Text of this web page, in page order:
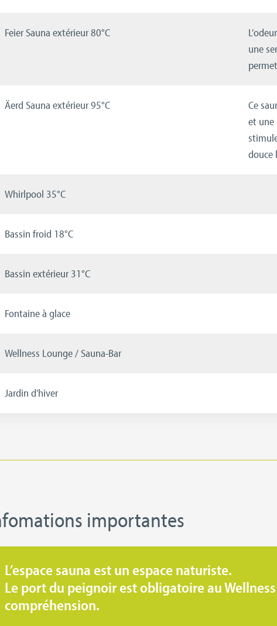
Feier Sauna extérieur 80°C
une
Äerd Sauna extérieur 95°C
Ce
et une
douce
Whirlpool 35°C
Bassin froid 18°C
Bassin extérieur 31°C
Fontaine à glace
Wellness Lounge / Sauna-Bar
Jardin d'hiver
importantes
L’espace sauna est un espace naturiste.
Le port du peignoir est obligatoire au
compréhension.